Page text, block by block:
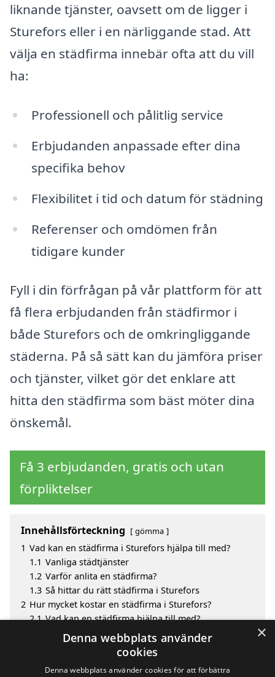
liknande tjänster, oavsett om de ligger i
Sturefors eller i en närliggande stad. Att
välja en städfirma innebär ofta att du vill
ha:
Professionell och pålitlig service
Erbjudanden anpassade efter dina
specifika behov
Flexibilitet i tid och datum för städning
Referenser och omdömen från
tidigare kunder
Fyll i din förfrågan på vår plattform för att
få flera erbjudanden från städfirmor i
både Sturefors och de omkringliggande
städerna. På så sätt kan du jämföra priser
och tjänster, vilket gör det enklare att
hitta den städfirma som bäst möter dina
önskemål.
Få 3 erbjudanden, gratis och utan
förpliktelser
Innehållsförteckning gömma
1 Vad kan en städfirma i Sturefors hjälpa till med?
1.1 Vanliga städtjänster
1.2 Varför anlita en städfirma?
1.3 Så hittar du rätt städfirma i Sturefors
2 Hur mycket kostar en städfirma i Sturefors?
2.1 Vad kan en städfirma hjälpa till med?
Fördelar med att välja städfirma i Sturefors
Sök efter en skicklig städfirma i de omgivande
×
Denna webbplats använder
cookies
Denna webbplats använder cookies för att förbättra